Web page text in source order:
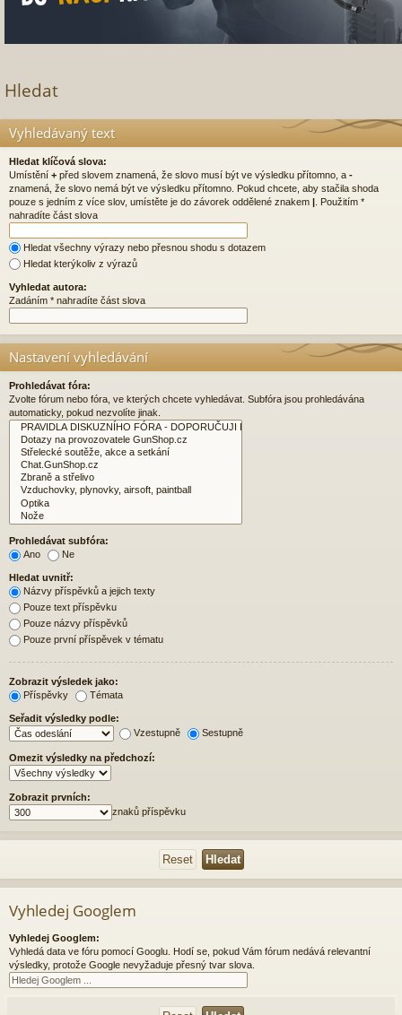
Hledat
Vyhledávaný text
Hledat klíčová slova:
Umístění + před slovem znamená, že slovo musí být ve výsledku přítomno, a -
znamená, že slovo nemá být ve výsledku přítomno. Pokud chcete, aby stačila shoda
pouze s jedním z více slov, umístěte je do závorek oddělené znakem | . Použitím *
nahradíte část slova
Hledat všechny výrazy nebo přesnou shodu s dotazem
Hledat kterýkoliv z výrazů
Vyhledat autora:
Zadáním * nahradíte část slova
Nastavení vyhledávání
Prohledávat fóra:
Zvolte fórum nebo fóra, ve kterých chcete vyhledávat. Subfóra jsou prohledávána
automaticky, pokud nezvolíte jinak.
Prohledávat subfóra:
Ano
Ne
Hledat uvnitř:
Názvy příspěvků a jejich texty
Pouze text příspěvku
Pouze názvy příspěvků
Pouze první příspěvek v tématu
Zobrazit výsledek jako:
Příspěvky
Témata
Seřadit výsledky podle:
Vzestupně
Sestupně
Omezit výsledky na předchozí:
Zobrazit prvních:
znaků příspěvku
Vyhledej Googlem
Vyhledej Googlem:
Vyhledá data ve fóru pomocí Googlu. Hodí se, pokud Vám fórum nedává relevantní
výsledky, protože Google nevyžaduje přesný tvar slova.